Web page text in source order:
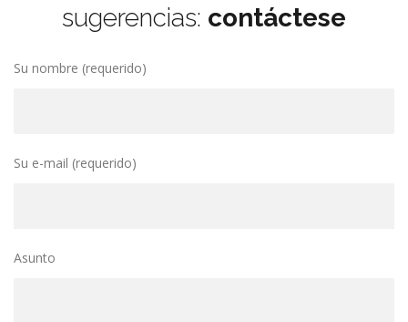
sugerencias: contáctese
Su nombre (requerido)
Su e-mail (requerido)
Asunto